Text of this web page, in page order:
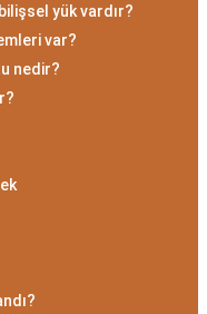
yük vardır?
var?
nedir?